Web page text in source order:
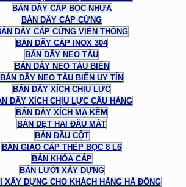
BÁN DÂY CÁP BỌC NHỰA
BÁN DÂY CÁP CỨNG
DÂY CÁP CỨNG VIỄN THÔNG
BÁN DÂY CÁP INOX 304
BÁN DÂY NEO TÀU
BÁN DÂY NEO TÀU BIỂN
BÁN DÂY NEO TÀU BIỂN UY TÍN
BÁN DÂY XÍCH CHỊU LỰC
DÂY XÍCH CHỊU LỰC CẨU HÀNG
BÁN DÂY XÍCH MẠ KẼM
BẢN DẸT HAI ĐẦU MẮT
BẢN ĐẦU CỘT
BÀN GIAO CÁP THÉP BỌC 8 L6
BÁN KHÓA CÁP
BÁN LƯỚI XÂY DỰNG
XÂY DỰNG CHO KHÁCH HÀNG HÀ ĐÔNG